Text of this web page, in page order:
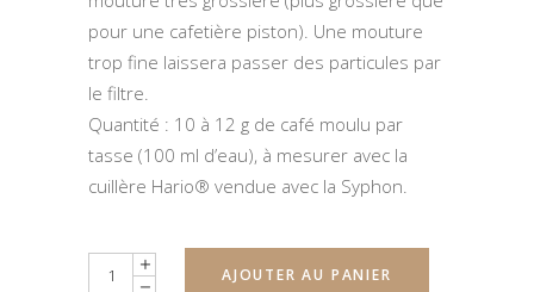
pour une cafetière piston). Une mouture
trop fine laissera passer des particules par
le filtre.
Quantité : 10 à 12 g de café moulu par
tasse (100 ml d’eau), à mesurer avec la
cuillère Hario® vendue avec la Syphon.
Quantity AJOUTER AU PANIER